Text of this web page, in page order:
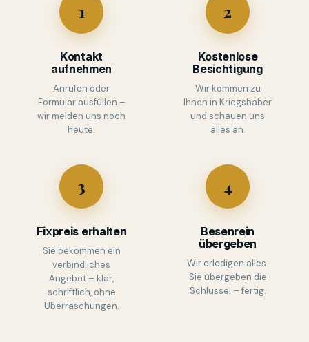
1
Kontakt
aufnehmen
Anrufen oder
Formular ausfüllen –
wir melden uns noch
heute.
2
Kostenlose
Besichtigung
Wir kommen zu
Ihnen in Kriegshaber
und schauen uns
alles an.
3
Fixpreis erhalten
Sie bekommen ein
verbindliches
Angebot – klar,
schriftlich, ohne
Überraschungen.
4
Besenrein
übergeben
Wir erledigen alles.
Sie übergeben die
Schlussel – fertig.